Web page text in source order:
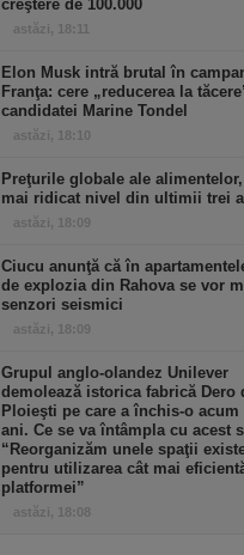
creştere de 100.000
astăzi, 18:11
Elon Musk intră brutal în
Franţa: cere „reducerea la
candidatei Marine Tondel
astăzi, 18:10
Preţurile globale ale alimentelor,
mai ridicat nivel din ultimii trei
astăzi, 18:09
Ciucu anunţă că în
de explozia din Rahova se vor
senzori seismici
astăzi, 18:09
Grupul anglo-olandez Unilever
demolează istorica fabrică Dero
Ploieşti pe care a închis-o
ani. Ce se va întâmpla cu acest
“Reorganizăm unele spaţii
pentru utilizarea cât mai
platformei”
astăzi, 18:08